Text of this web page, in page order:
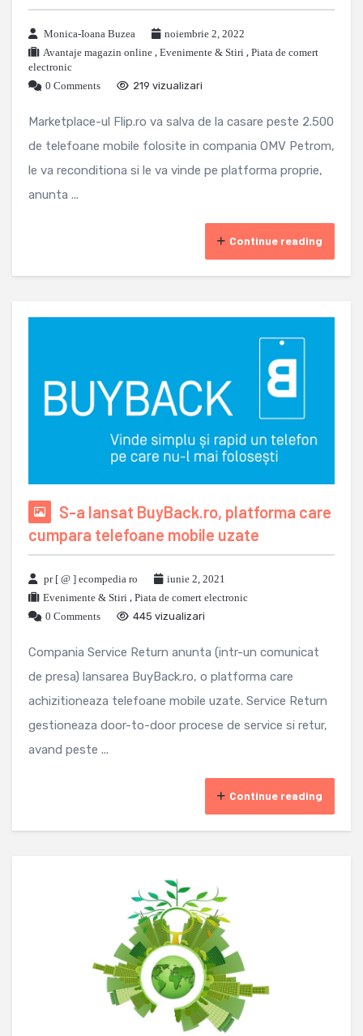
Monica-Ioana Buzea
noiembrie 2, 2022
Avantaje magazin online , Evenimente & Stiri , Piata de comert
electronic
0 Comments
219 vizualizari
Marketplace-ul Flip.ro va salva de la casare peste 2.500
de telefoane mobile folosite in compania OMV Petrom,
le va reconditiona si le va vinde pe platforma proprie,
anunta ...
Continue reading
S-a lansat BuyBack.ro, platforma care
cumpara telefoane mobile uzate
pr [ @ ] ecompedia ro
iunie 2, 2021
Evenimente & Stiri , Piata de comert electronic
0 Comments
445 vizualizari
Compania Service Return anunta (intr-un comunicat
de presa) lansarea BuyBack.ro, o platforma care
achizitioneaza telefoane mobile uzate. Service Return
gestioneaza door-to-door procese de service si retur,
avand peste ...
Continue reading